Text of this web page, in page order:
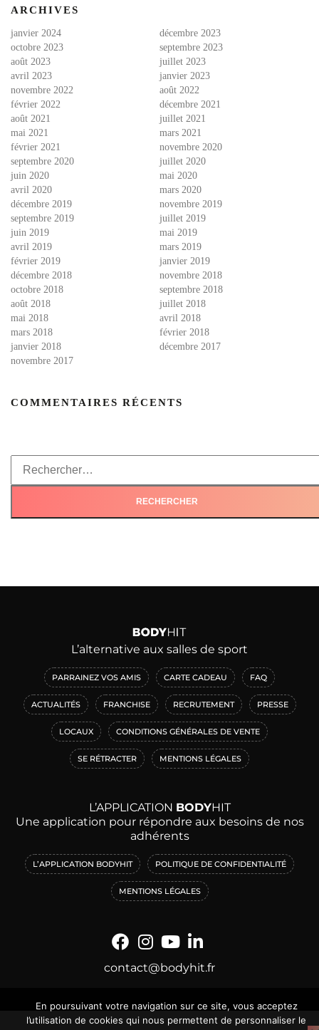
ARCHIVES
janvier 2024
décembre 2023
octobre 2023
septembre 2023
août 2023
juillet 2023
avril 2023
janvier 2023
novembre 2022
août 2022
février 2022
décembre 2021
août 2021
juillet 2021
mai 2021
mars 2021
février 2021
novembre 2020
septembre 2020
juillet 2020
juin 2020
mai 2020
avril 2020
mars 2020
décembre 2019
novembre 2019
septembre 2019
juillet 2019
juin 2019
mai 2019
avril 2019
mars 2019
février 2019
janvier 2019
décembre 2018
novembre 2018
octobre 2018
septembre 2018
août 2018
juillet 2018
mai 2018
avril 2018
mars 2018
février 2018
janvier 2018
décembre 2017
novembre 2017
COMMENTAIRES RÉCENTS
L’alternative aux salles de sport
PARRAINEZ VOS AMIS CARTE CADEAU FAQ
ACTUALITÉS FRANCHISE RECRUTEMENT PRESSE
LOCAUX CONDITIONS GÉNÉRALES DE VENTE
SE RÉTRACTER MENTIONS LÉGALES
L’APPLICATION BODYHIT
Une application pour répondre aux besoins de nos
adhérents
L’APPLICATION BODYHIT POLITIQUE DE CONFIDENTIALITÉ
MENTIONS LÉGALES
contact@bodyhit.fr
En poursuivant votre navigation sur ce site, vous acceptez
l’utilisation de cookies qui nous permettent de personnaliser le